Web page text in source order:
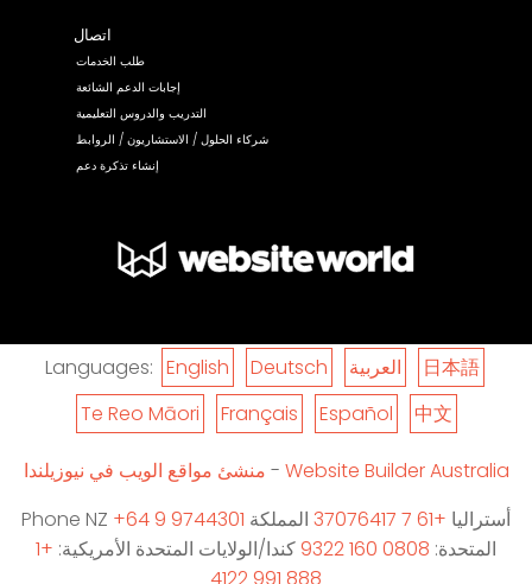
اتصال
طلب الخدمات
إجابات الدعم الشائعة
التدريب والدروس التعليمية
شركاء الحلول / الاستشاريون / الروابط
إنشاء تذكرة دعم
Languages: English Deutsch العربية
日本語
Te Reo Māori
Français Español 中文
منشئ مواقع الويب في نيوزيلندا - Website Builder Australia
Phone NZ +64 9 9744301 أستراليا +61 7 37076417
المملكة
المتحدة: 0808 160 9322 كندا/الولايات المتحدة الأمريكية:
+1